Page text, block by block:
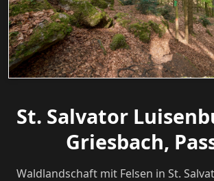
St. Salvator
Griesbach,
Waldlandschaft mit Felsen in St.